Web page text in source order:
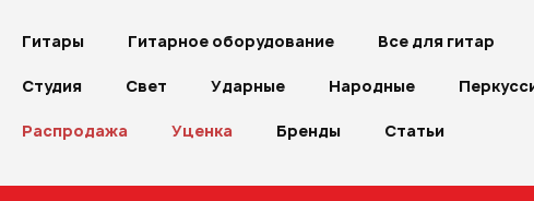
Гитары Гитарное оборудование Все для гитар
Студия Свет Ударные Народные
Распродажа Уценка Бренды Статьи